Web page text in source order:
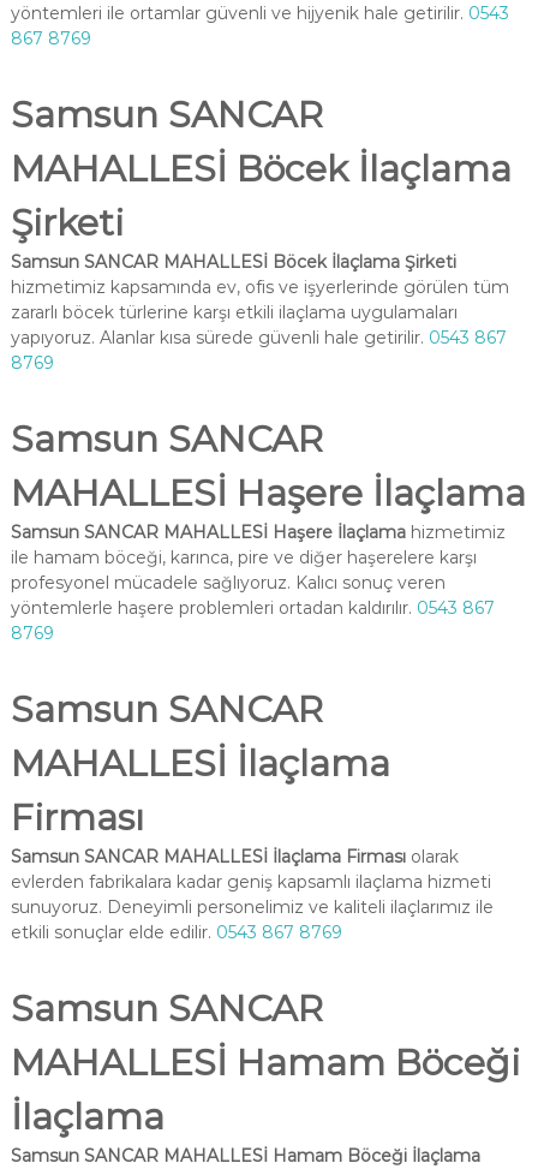
yöntemleri ile ortamlar güvenli ve hijyenik hale getirilir. 0543
867 8769
Samsun SANCAR
MAHALLESİ Böcek İlaçlama
Şirketi
Samsun SANCAR MAHALLESİ Böcek İlaçlama Şirketi
hizmetimiz kapsamında ev, ofis ve işyerlerinde görülen tüm
zararlı böcek türlerine karşı etkili ilaçlama uygulamaları
yapıyoruz. Alanlar kısa sürede güvenli hale getirilir. 0543 867
8769
Samsun SANCAR
MAHALLESİ Haşere İlaçlama
Samsun SANCAR MAHALLESİ Haşere İlaçlamahizmetimiz
ile hamam böceği, karınca, pire ve diğer haşerelere karşı
profesyonel mücadele sağlıyoruz. Kalıcı sonuç veren
yöntemlerle haşere problemleri ortadan kaldırılır. 0543 867
8769
Samsun SANCAR
MAHALLESİ İlaçlama
Firması
Samsun SANCAR MAHALLESİ İlaçlama Firmasıolarak
evlerden fabrikalara kadar geniş kapsamlı ilaçlama hizmeti
sunuyoruz. Deneyimli personelimiz ve kaliteli ilaçlarımız ile
etkili sonuçlar elde edilir. 0543 867 8769
Samsun SANCAR
MAHALLESİ Hamam Böceği
İlaçlama
Samsun SANCAR MAHALLESİ Hamam Böceği İlaçlama